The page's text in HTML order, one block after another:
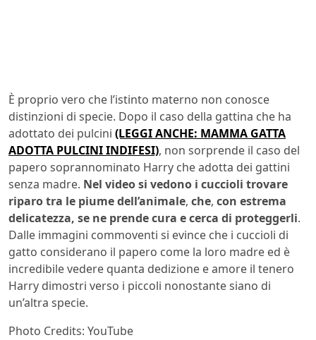
È proprio vero che l’istinto materno non conosce
distinzioni di specie. Dopo il caso della gattina che ha
adottato dei pulcini (LEGGI ANCHE: MAMMA GATTA
ADOTTA PULCINI INDIFESI), non sorprende il caso del
papero soprannominato Harry che adotta dei gattini
senza madre. Nel video si vedono i cuccioli trovare
riparo tra le piume dell’animale, che, con estrema
delicatezza, se ne prende cura e cerca di proteggerli.
Dalle immagini commoventi si evince che i cuccioli di
gatto considerano il papero come la loro madre ed è
incredibile vedere quanta dedizione e amore il tenero
Harry dimostri verso i piccoli nonostante siano di
un’altra specie.
Photo Credits: YouTube